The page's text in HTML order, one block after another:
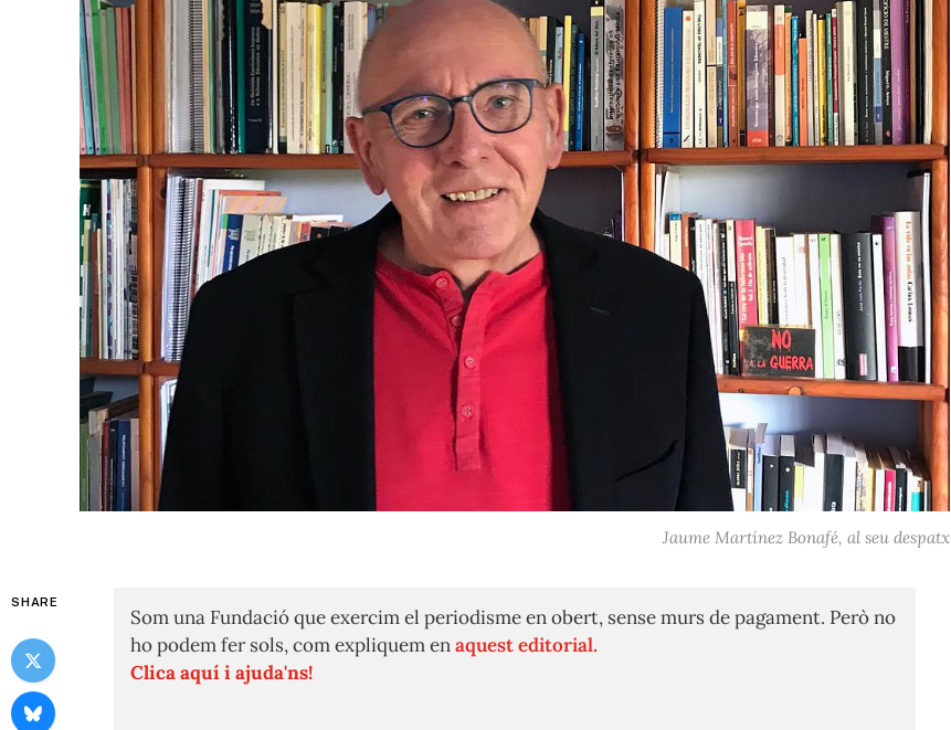
Jaume Martínez Bonafé, al seu despatx
SHARE
Som una Fundació que exercim el periodisme en obert, sense murs de pagament. Però no
ho podem fer sols, com expliquem enaquest editorial.
Clica aquí i ajuda'ns!